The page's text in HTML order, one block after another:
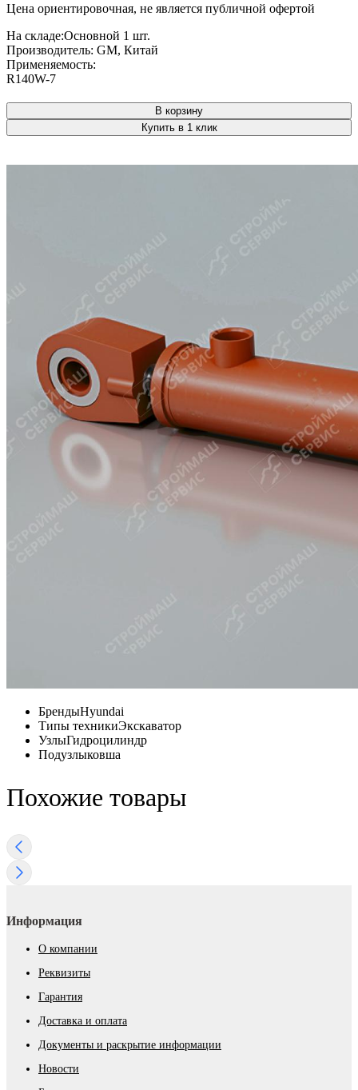
Цена ориентировочная, не является публичной офертой
На складе:Основной 1 шт.
Производитель: GM, Китай
Применяемость:
R140W-7
В корзину
Купить в 1 клик
БрендыHyundai
Типы техникиЭкскаватор
УзлыГидроцилиндр
Подузлыковша
Похожие товары
Информация
О компании
Реквизиты
Гарантия
Доставка и оплата
Документы и раскрытие информации
Новости